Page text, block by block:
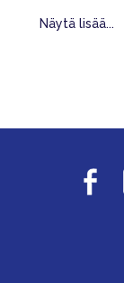
Näytä lisää...